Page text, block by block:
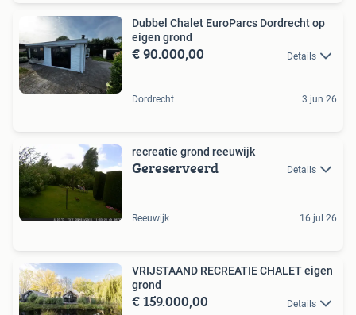
Dubbel Chalet EuroParcs Dordrecht op
eigen grond
€ 90.000,00 Details
Dordrecht 3 jun 26
recreatie grond reeuwijk
Gereserveerd Details
Reeuwijk 16 jul 26
VRIJSTAAND RECREATIE CHALET eigen
grond
€ 159.000,00 Details